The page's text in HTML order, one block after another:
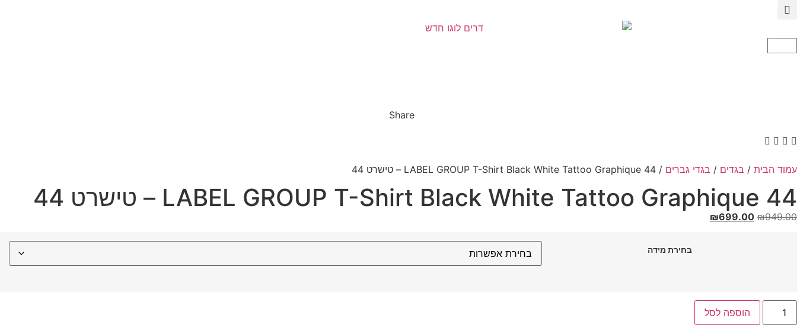
Share
עמוד הבית / בגדים / בגדי גברים / 44 LABEL GROUP T-Shirt Black White Tattoo Graphique – טישרט 44
44 LABEL GROUP T-Shirt Black White Tattoo Graphique – טישרט 44
₪949.00
₪699.00
בחירת מידה
הוספה לסל